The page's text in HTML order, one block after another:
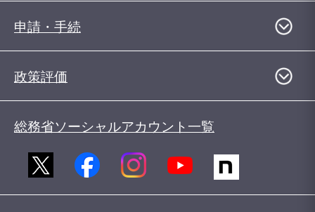
申請・手続
政策評価
総務省ソーシャルアカウント一覧